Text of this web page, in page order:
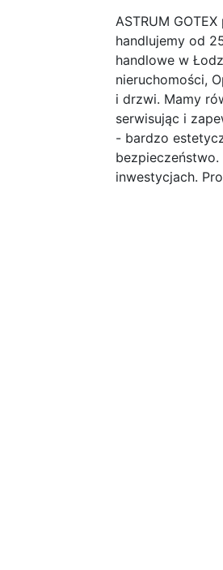
ASTRUM
handlujemy od
handlowe w
nieruchomości,
i drzwi. Mamy
serwisując i
- bardzo
inwestycjach.